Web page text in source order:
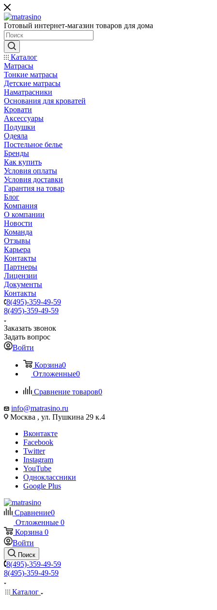
Готовый интернет-магазин товаров для дома
Каталог
Матрасы
Тонкие матрасы
Детские матрасы
Наматрасники
Основания для кроватей
Кровати
Аксессуары
Подушки
Одеяла
Постельное белье
Бренды
Как купить
Условия оплаты
Условия доставки
Гарантия на товар
Блог
Компания
О компании
Новости
Команда
Отзывы
Карьера
Контакты
Партнеры
Лицензии
Документы
Контакты
8(495)-359-49-59
8(495)-359-49-59
Заказать звонок
Задать вопрос
Войти
Корзина0
Отложенные0
Сравнение товаров0
info@matrasino.ru
Москва , ул. Пушкина 29 к.4
Вконтакте
Facebook
Twitter
Instagram
YouTube
Одноклассники
Google Plus
Сравнение0
Отложенные 0
Корзина 0
Войти
Поиск
8(495)-359-49-59
8(495)-359-49-59
Каталог